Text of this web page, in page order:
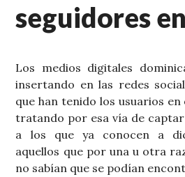
seguidores
Los medios digitales
insertando en las redes
que han tenido los usuarios en
tratando por esa vía de
a los que ya conocen a
aquellos que por una u otra
no sabían que se podían